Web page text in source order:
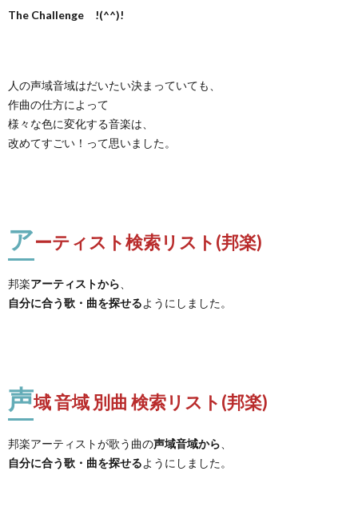
The Challenge !(^^)!
人の声域音域はだいたい決まっていても、
作曲の仕方によって
様々な色に変化する音楽は、
改めてすごい！って思いました。
アーティスト検索リスト(邦楽)
邦楽アーティストから
自分に合う歌・曲を探せるようにしました。
声域 音域 別曲 検索リスト(邦楽)
邦楽アーティストが歌う曲の声域音域から
自分に合う歌・曲を探せるようにしました。